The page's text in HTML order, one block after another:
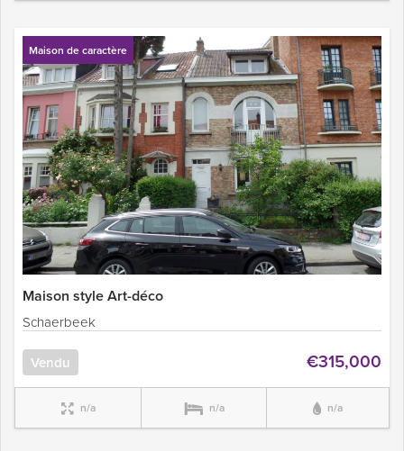
Maison de caractère
Maison style Art-déco
Schaerbeek
Vendu €315,000
n/a n/a n/a